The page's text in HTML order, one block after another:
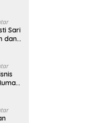
Sari
dan